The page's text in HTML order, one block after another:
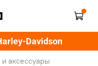
Davidson
и аксессуары